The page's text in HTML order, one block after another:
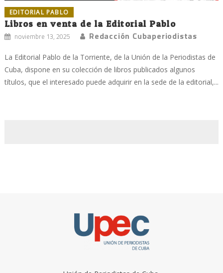
EDITORIAL PABLO
Libros en venta de la Editorial Pablo
noviembre 13, 2025 Redacción Cubaperiodistas
La Editorial Pablo de la Torriente, de la Unión de la Periodistas de
Cuba, dispone en su colección de libros publicados algunos
títulos, que el interesado puede adquirir en la sede de la editorial,...